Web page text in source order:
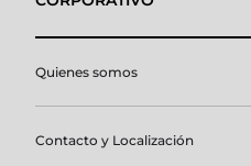
Quienes somos
Contacto y Localización